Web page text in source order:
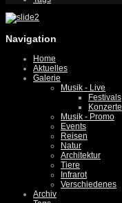
Navigation
Home
Aktuelles
Galerie
Musik - Live
Festivals
Konzerte
Musik - Promo
Events
Reisen
Natur
Architektur
Tiere
Infrarot
Verschiedenes
Archiv